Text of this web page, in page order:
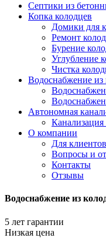
Септики из
Копка колодцев
Домики для
Ремонт
Бурение
Углубление
Чистка
Водоснабжение из
Автономная
Канализация
О компании
Для клиентов
Вопросы и
Контакты
Отзывы
Водоснабжение из
5 лет гарантии
Низкая цена